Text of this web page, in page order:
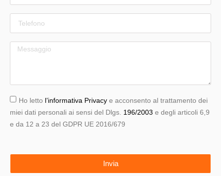
Ho letto l’informativa Privacy e acconsento al trattamento dei
miei dati personali ai sensi del Dlgs. 196/2003 e degli articoli 6,9
e da 12 a 23 del GDPR UE 2016/679
Invia